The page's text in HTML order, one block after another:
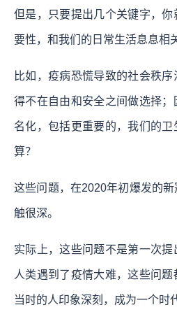
但是，只要提出几个关键字，
要性，和我们的日常生活息息相
比如，疫病恐慌导致的社会秩
得不在自由和安全之间做选择
名化，包括更重要的，我们的
算？
这些问题，在2020年初爆发的
触很深。
实际上，这些问题不是第一次
人类遇到了疫情大难，这些问
当时的人印象深刻，成为一个时